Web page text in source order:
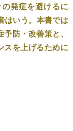
発症を避けるに
はいう。本書では
防・改善策と、
スを上げるために